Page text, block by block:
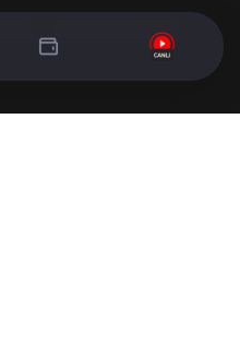
- Tasarım & Geliştirme :